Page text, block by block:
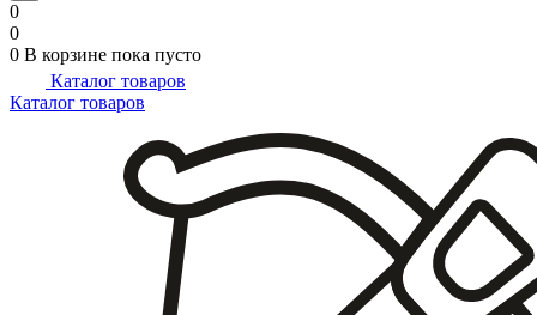
0
0
0 В корзине пока пусто
Каталог товаров
Каталог товаров